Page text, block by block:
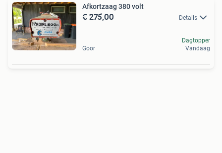
Afkortzaag 380 volt
€ 275,00 Details
Goor
Dagtopper
Vandaag